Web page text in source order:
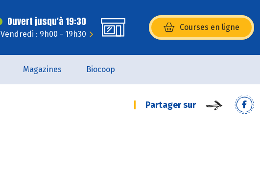
Ouvert jusqu'à 19:30
Vendredi : 9h00 - 19h30
Courses en ligne
(s’ouvre dans une nouvelle
Magazines Biocoop
Partager sur